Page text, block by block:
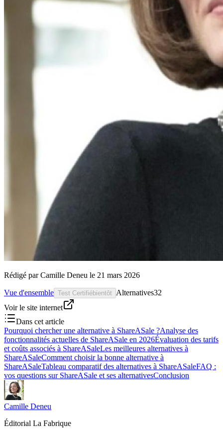
Rédigé par Camille Deneu le 21 mars 2026
Vue d'ensemble Test Certifiébientôt Alternatives32
Voir le site internet
Dans cet article
Pourquoi chercher une alternative à ShareASale ?Analyse des
fonctionnalités actuelles de ShareASale en 2026Évaluation des tarifs
et coûts associés à ShareASaleLes meilleures alternatives à
ShareASaleComment choisir la bonne alternative à
ShareASaleTableau comparatif des alternatives à ShareASaleFAQ :
vos questions sur ShareASale et ses alternativesConclusion
Camille Deneu
Éditorial La Fabrique